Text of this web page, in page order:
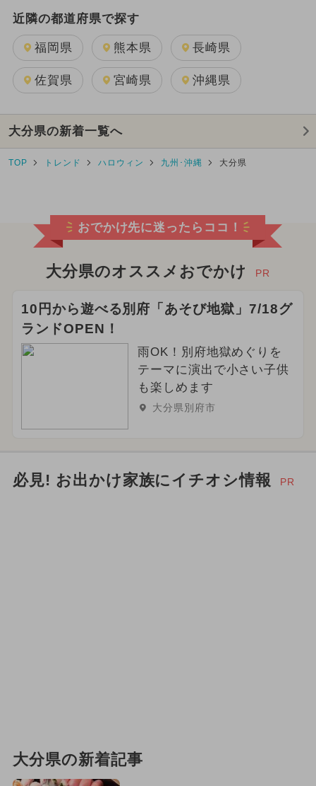
近隣の都道府県で探す
福岡県 熊本県 長崎県
佐賀県 宮崎県 沖縄県
大分県の新着一覧へ
TOP トレンド ハロウィン 九州･沖縄 大分県
おでかけ先に迷ったらココ！
大分県のオススメおでかけ PR
10円から遊べる別府「あそび地獄」7/18グ
ランドOPEN！
雨OK！別府地獄めぐりを
テーマに演出で小さい子供
も楽しめます
大分県別府市
必見! お出かけ家族にイチオシ情報 PR
大分県の新着記事